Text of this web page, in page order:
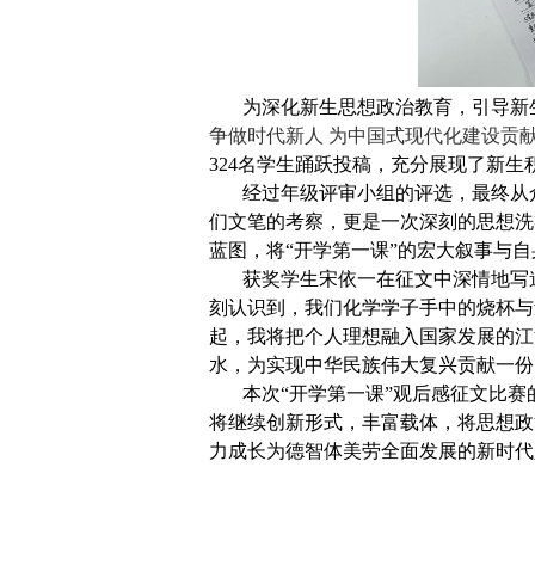
为深化新生思想政治教育，引导
争做时代新人 为中国式现代化建设贡
324名学生踊跃投稿，充分展现了新生
经过年级评审小组的评选，最终
们文笔的考察，更是一次深刻的思想
蓝图，将“开学第一课”的宏大叙事与
获奖学生宋依一在征文中深情地写
刻认识到，我们化学学子手中的烧杯
起，我将把个人理想融入国家发展的
水，为实现中华民族伟大复兴贡献一份
本次“开学第一课”观后感征文比
将继续创新形式，丰富载体，将思想
力成长为德智体美劳全面发展的新时